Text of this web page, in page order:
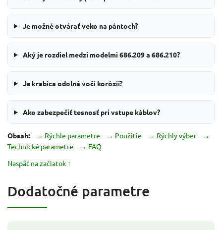
Je možné otvárať veko na pántoch?
Aký je rozdiel medzi modelmi 686.209 a 686.210?
Je krabica odolná voči korózii?
Ako zabezpečiť tesnosť pri vstupe káblov?
Obsah: → Rýchle parametre → Použitie → Rýchly výber
→
Technické parametre
→ FAQ
Naspäť na začiatok ↑
Dodatočné parametre